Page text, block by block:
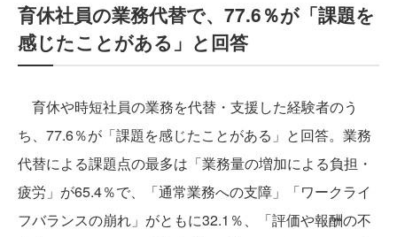
育休社員の業務代替で、77.6％が「課題を
感じたことがある」と回答
育休や時短社員の業務を代替・支援した経験者のう
ち、77.6％が「課題を感じたことがある」と回答。業務
代替による課題点の最多は「業務量の増加による負担・
疲労」が65.4％で、「通常業務への支障」「ワークライ
フバランスの崩れ」がともに32.1％、「評価や報酬の不